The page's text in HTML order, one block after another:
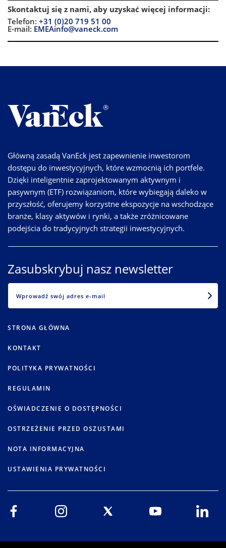
Skontaktuj się z nami, aby uzyskać więcej informacji:
Telefon: +31 (0)20 719 51 00
E-mail: EMEAinfo@vaneck.com
Główną zasadą VanEck jest zapewnienie inwestorom
dostępu do inwestycyjnych, które wzmocnią ich portfele.
Dzięki inteligentnie zaprojektowanym aktywnym i
pasywnym (ETF) rozwiązaniom, które wybiegają daleko w
przyszłość, oferujemy korzystne ekspozycje na wschodzące
branże, klasy aktywów i rynki, a także zróżnicowane
podejścia do tradycyjnych strategii inwestycyjnych.
Zasubskrybuj nasz newsletter
STRONA GŁÓWNA
KONTAKT
POLITYKA PRYWATNOŚCI
REGULAMIN
OŚWIADCZENIE O DOSTĘPNOŚCI
OSTRZEŻENIE PRZED OSZUSTAMI
NOTA INFORMACYJNA
USTAWIENIA PRYWATNOŚCI